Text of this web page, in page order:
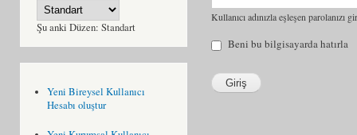
Şu anki Düzen: Standart
Yeni Bireysel Kullanıcı
Hesabı oluştur
Kullanıcı adınızla eşleşen parolanızı
Beni bu bilgisayarda hatırla